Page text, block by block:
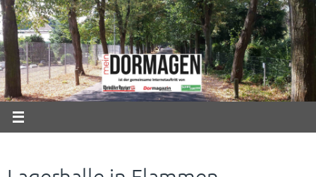
Zum
Inhalt
springen